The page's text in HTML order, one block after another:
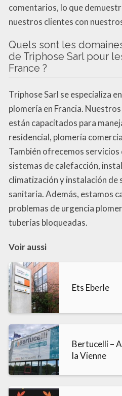
comentarios, lo que
nuestros clientes con
Quels sont les
de Triphose Sarl pour
France ?
Triphose Sarl se especializa
plomería en Francia.
están capacitados para
residencial, plomería
También ofrecemos servicios
sistemas de calefacción,
climatización y instalación de
sanitaria. Además, estamos
problemas de urgencia
tuberías bloqueadas.
Voir aussi
Ets Eberle
Bertucelli –
la Vienne